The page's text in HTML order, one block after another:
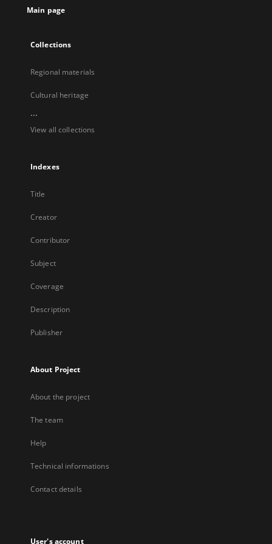
Main page
Collections
Regional materials
Cultural heritage
...
View all collections
Indexes
Title
Creator
Contributor
Subject
Coverage
Description
Publisher
About Project
About the project
The team
Help
Technical informations
Contact details
User's account